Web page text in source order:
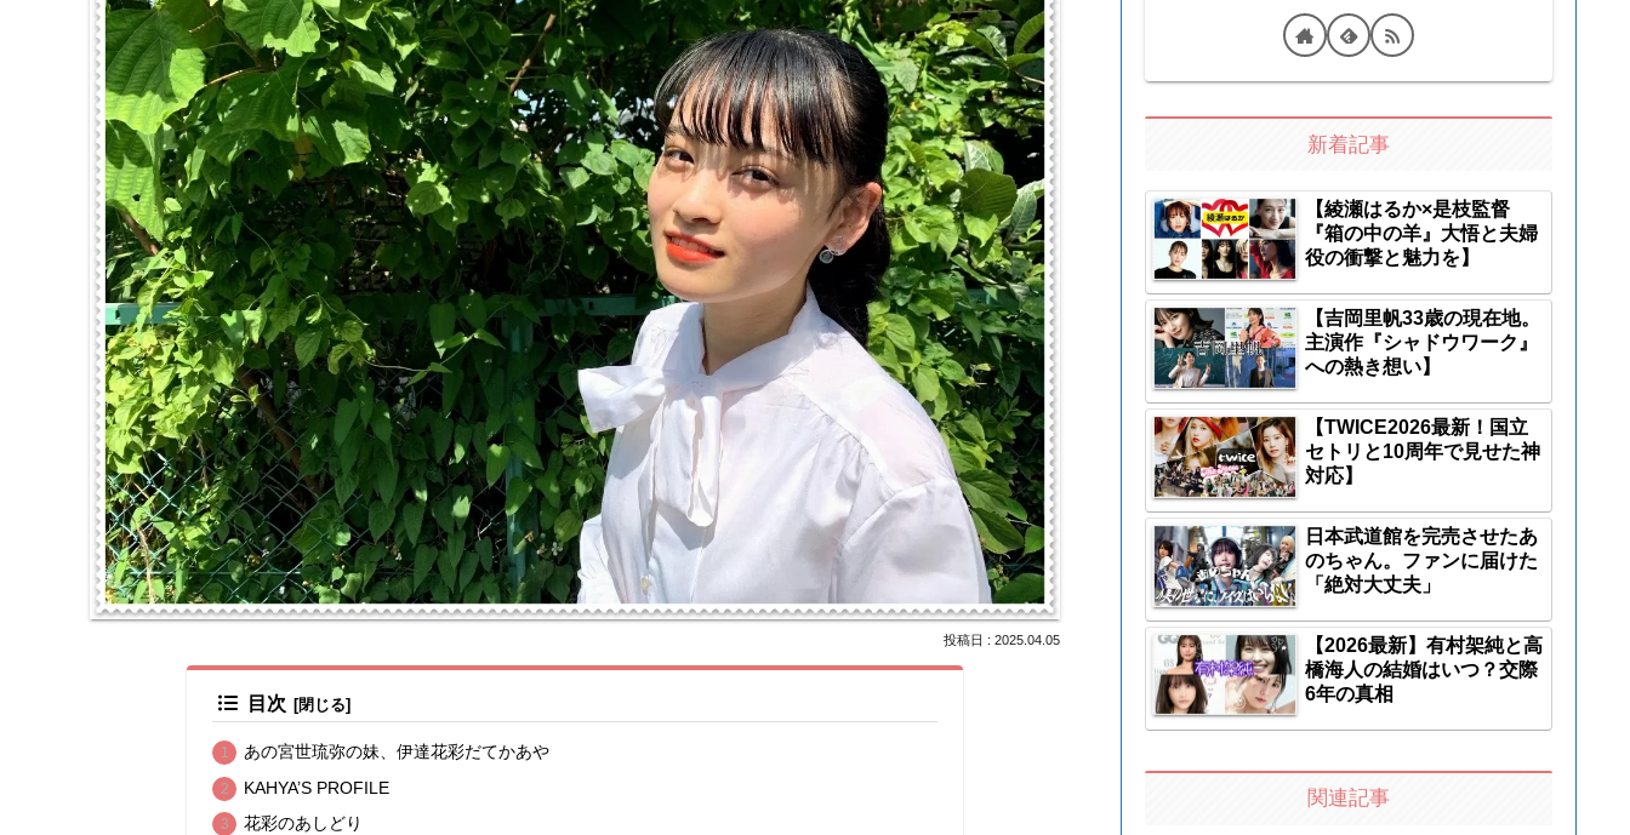
2025.04.05
目次
あの宮世琉弥の妹、伊達花彩だてかあや
KAHYA’S PROFILE
花彩のあしどり
新着記事
【綾瀬はるか×是枝監督
『箱の中の羊』大悟と夫婦
役の衝撃と魅力を】
【吉岡里帆33歳の現在地。
主演作『シャドウワーク』
への熱き想い】
【TWICE2026最新！国立
セトリと10周年で見せた神
対応】
日本武道館を完売させたあ
のちゃん。ファンに届けた
「絶対大丈夫」
【2026最新】有村架純と高
橋海人の結婚はいつ？交際
6年の真相
関連記事